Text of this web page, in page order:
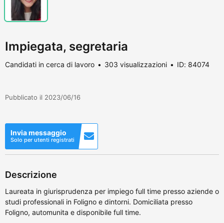
Impiegata, segretaria
Candidati in cerca di lavoro 303 visualizzazioni ID: 84074
Pubblicato il 2023/06/16
Invia messaggio
Solo per utenti registrati
Descrizione
Laureata in giurisprudenza per impiego full time presso aziende o
studi professionali in Foligno e dintorni. Domiciliata presso
Foligno, automunita e disponibile full time.